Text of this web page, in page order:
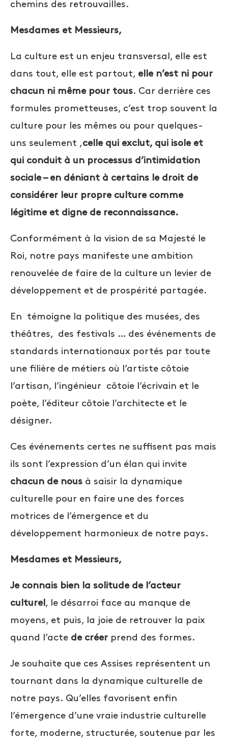
chemins des retrouvailles.
Mesdames et Messieurs,
La culture est un enjeu transversal, elle est
dans tout, elle est partout, elle n’est ni pour
chacun ni même pour tous. Car derrière ces
formules prometteuses, c’est trop souvent la
culture pour les mêmes ou pour quelques-
uns seulement ,celle qui exclut, qui isole et
qui conduit à un processus d’intimidation
sociale – en déniant à certains le droit de
considérer leur propre culture comme
légitime et digne de reconnaissance.
Conformément à la vision de sa Majesté le
Roi, notre pays manifeste une ambition
renouvelée de faire de la culture un levier de
développement et de prospérité partagée.
En témoigne la politique des musées, des
théâtres, des festivals … des événements de
standards internationaux portés par toute
une filière de métiers où l’artiste côtoie
l’artisan, l’ingénieur côtoie l’écrivain et le
poète, l’éditeur côtoie l’architecte et le
désigner.
Ces événements certes ne suffisent pas mais
ils sont l’expression d’un élan qui invite
chacun de nous à saisir la dynamique
culturelle pour en faire une des forces
motrices de l’émergence et du
développement harmonieux de notre pays.
Mesdames et Messieurs,
Je connais bien la solitude de l’acteur
culturel , le désarroi face au manque de
moyens, et puis, la joie de retrouver la paix
quand l’acte de créer prend des formes.
Je souhaite que ces Assises représentent un
tournant dans la dynamique culturelle de
notre pays. Qu’elles favorisent enfin
l’émergence d’une vraie industrie culturelle
forte, moderne, structurée, soutenue par les